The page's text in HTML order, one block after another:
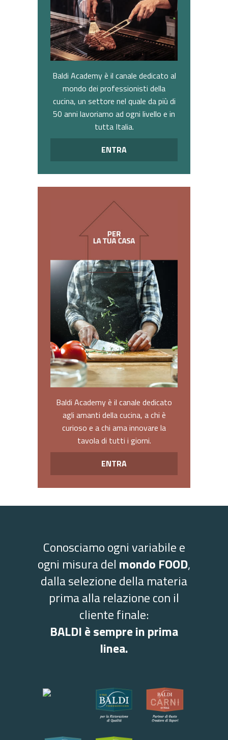
Baldi Academy è il canale dedicato al
mondo dei professionisti della
cucina, un settore nel quale da più di
50 anni lavoriamo ad ogni livello e in
tutta Italia.
ENTRA
Baldi Academy è il canale dedicato
agli amanti della cucina, a chi è
curioso e a chi ama innovare la
tavola di tutti i giorni.
ENTRA
Conosciamo ogni variabile e
ogni misura del mondo FOOD,
dalla selezione della materia
prima alla relazione con il
cliente finale:
BALDI è sempre in prima
linea.